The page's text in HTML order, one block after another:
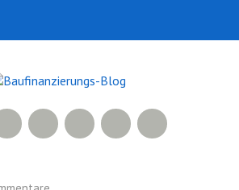
Facebook
500px
LinkedIn
Xing
Feed